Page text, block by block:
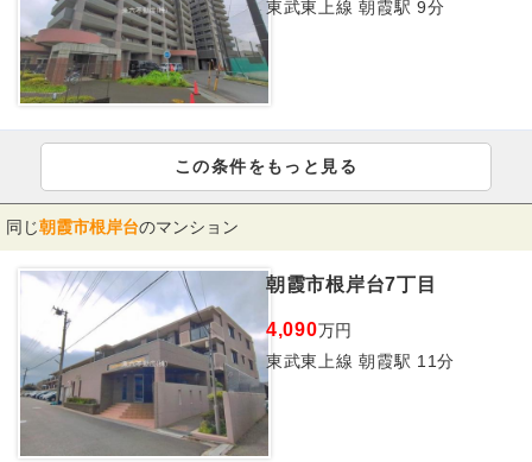
東武東上線 朝霞駅 9分
この条件をもっと見る
同じ朝霞市根岸台のマンション
朝霞市根岸台7丁目
4,090万円
東武東上線 朝霞駅 11分